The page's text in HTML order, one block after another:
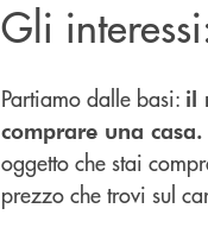
Gli
Partiamo dalle basi: il
comprare una casa.
oggetto che stai
prezzo che trovi sul